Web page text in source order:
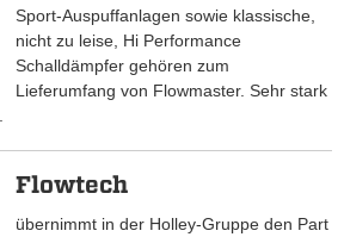
Sport-Auspuffanlagen sowie klassische,
nicht zu leise, Hi Performance
Schalldämpfer gehören zum
Lieferumfang von Flowmaster. Sehr stark
Flowtech
übernimmt in der Holley-Gruppe den Part